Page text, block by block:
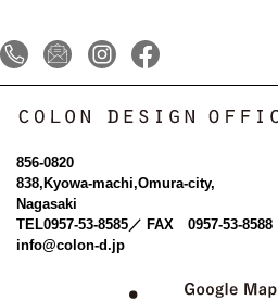
856-0820
838,Kyowa-machi,Omura-city,
Nagasaki
TEL0957-53-8585／ FAX 0957-53-8588
info@colon-d.jp